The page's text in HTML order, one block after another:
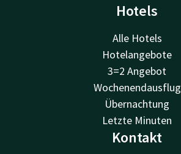
Hotels
Alle Hotels
Hotelangebote
3=2 Angebot
Wochenendausflug
Übernachtung
Letzte Minuten
Kontakt